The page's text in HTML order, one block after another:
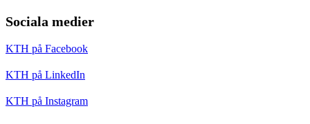
Sociala medier
KTH på Facebook
KTH på LinkedIn
KTH på Instagram